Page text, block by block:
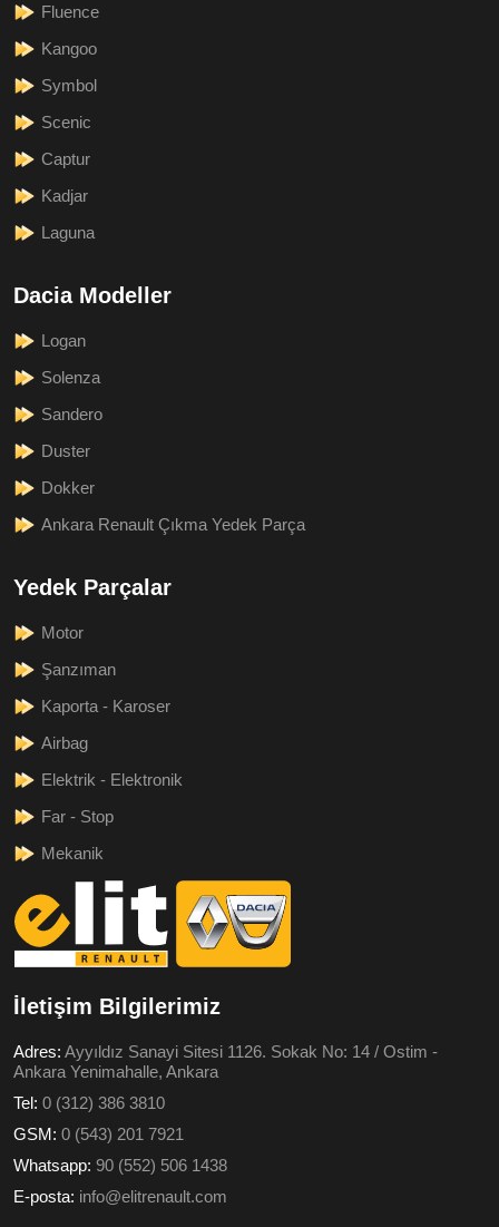
Fluence
Kangoo
Symbol
Scenic
Captur
Kadjar
Laguna
Dacia Modeller
Logan
Solenza
Sandero
Duster
Dokker
Ankara Renault Çıkma Yedek Parça
Yedek Parçalar
Motor
Şanzıman
Kaporta - Karoser
Airbag
Elektrik - Elektronik
Far - Stop
Mekanik
İletişim Bilgilerimiz
Adres: Ayyıldız Sanayi Sitesi 1126. Sokak No: 14 / Ostim -
Ankara Yenimahalle, Ankara
Tel: 0 (312) 386 3810
GSM: 0 (543) 201 7921
Whatsapp: 90 (552) 506 1438
E-posta: info@elitrenault.com